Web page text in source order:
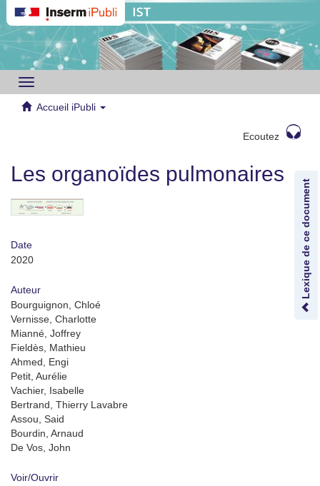
Toggle
navigation
Accueil iPubli
Ecoutez
Lexique de ce document
Les organoïdes pulmonaires
Date
2020
Auteur
Bourguignon, Chloé
Vernisse, Charlotte
Mianné, Joffrey
Fieldès, Mathieu
Ahmed, Engi
Petit, Aurélie
Vachier, Isabelle
Bertrand, Thierry Lavabre
Assou, Said
Bourdin, Arnaud
De Vos, John
Voir/Ouvrir